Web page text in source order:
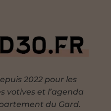
2022 pour les
votives et l’agenda
du Gard.